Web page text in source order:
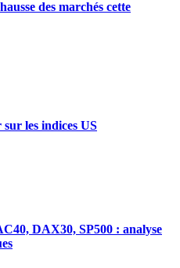
des marchés cette
les indices US
DAX30, SP500 : analyse